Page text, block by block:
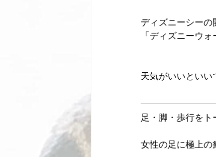
ディズニーシー
「ディズニーウ
天気がいいといい
足・脚・歩行をト
女性の足に極上